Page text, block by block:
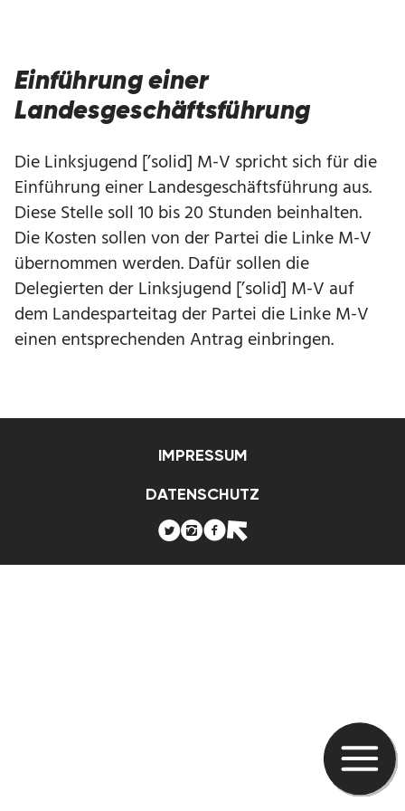
Einführung einer
Landesgeschäftsführung
Die Linksjugend [’solid] M-V spricht sich für die
Einführung einer Landesgeschäftsführung aus.
Diese Stelle soll 10 bis 20 Stunden beinhalten.
Die Kosten sollen von der Partei die Linke M-V
übernommen werden. Dafür sollen die
Delegierten der Linksjugend [’solid] M-V auf
dem Landesparteitag der Partei die Linke M-V
einen entsprechenden Antrag einbringen.
IMPRESSUM
DATENSCHUTZ